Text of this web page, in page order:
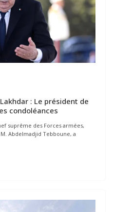
: Le président de
condoléances
suprême des Forces armées,
Abdelmadjid Tebboune, a